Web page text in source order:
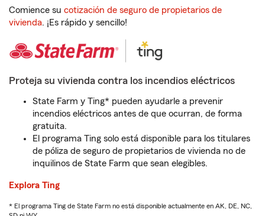
Comience su cotización de seguro de propietarios de
vivienda. ¡Es rápido y sencillo!
Proteja su vivienda contra los incendios eléctricos
State Farm y Ting* pueden ayudarle a prevenir
incendios eléctricos antes de que ocurran, de forma
gratuita.
El programa Ting solo está disponible para los titulares
de póliza de seguro de propietarios de vivienda no de
inquilinos de State Farm que sean elegibles.
Explora Ting
* El programa Ting de State Farm no está disponible actualmente en AK, DE, NC,